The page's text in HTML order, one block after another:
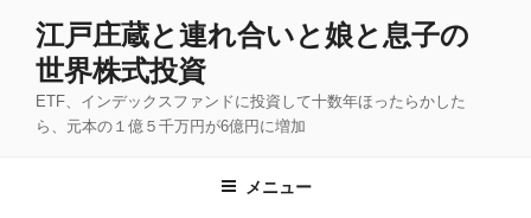
江戸庄蔵と連れ合いと娘と息子の
世界株式投資
ETF、インデックスファンドに投資して十数年ほったらかした
ら、元本の１億５千万円が6億円に増加
メニュー